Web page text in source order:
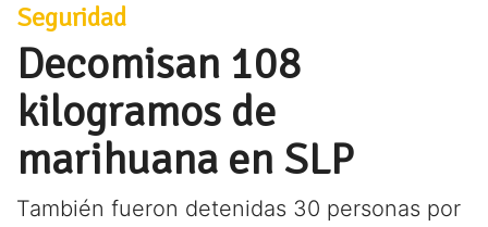
Seguridad
Decomisan 108
kilogramos de
marihuana en SLP
También fueron detenidas 30 personas por